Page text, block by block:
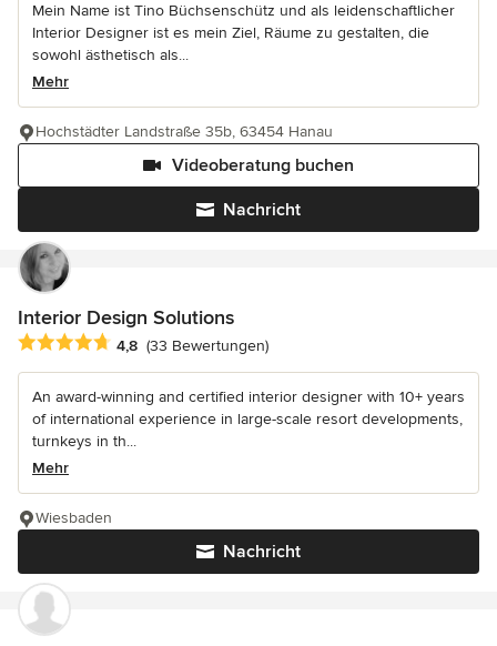
Mein Name ist Tino Büchsenschütz und als leidenschaftlicher
Interior Designer ist es mein Ziel, Räume zu gestalten, die
sowohl ästhetisch als...
Mehr
Nachricht
Videoberatung buchen
Hochstädter Landstraße 35b, 63454 Hanau
Interior Design Solutions
Durchschnittliche Bewertung: 4.8 von 5 Sternen
4,8 (33 Bewertungen)
An award-winning and certified interior designer with 10+ years
of international experience in large-scale resort developments,
turnkeys in th...
Mehr
Nachricht
Wiesbaden